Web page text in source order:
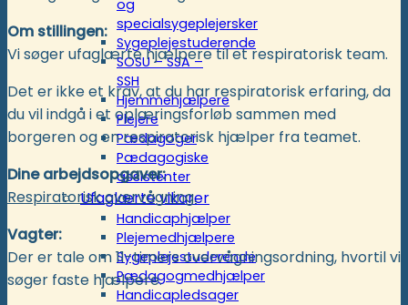
og
specialsygeplejersker
Sygeplejestuderende
SOSU – SSA –
SSH
Hjemmehjælpere
Plejere
Pædagoger
Pædagogiske
assistenter
Ufaglærte vikarer
Handicaphjælper
Plejemedhjælpere
Sygeplejestuderende
Pædagogmedhjælper
Handicapledsager
Om stillingen:
Vi søger ufaglærte hjælpere til et respiratorisk team.
Det er ikke et krav, at du har respiratorisk erfaring, da
du vil indgå i et oplæringsforløb sammen med
borgeren og en respiratorisk hjælper fra teamet.
Dine arbejdsopgaver:
Respiratorisk overvågning.
Vagter:
Der er tale om 11-timers overvågningsordning, hvortil vi
søger faste hjælpere.